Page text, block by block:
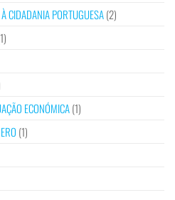
CIDADANIA PORTUGUESA(2)
ECONÓMICA(1)
(1)